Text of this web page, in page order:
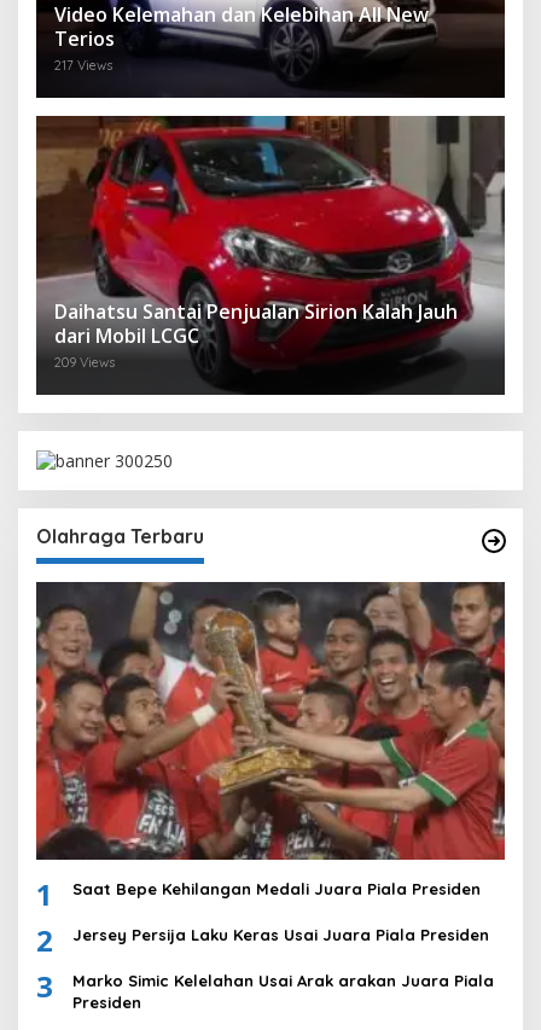
Video Kelemahan dan Kelebihan All New
Terios
217 Views
Daihatsu Santai Penjualan Sirion Kalah Jauh
dari Mobil LCGC
209 Views
Olahraga Terbaru
1 Saat Bepe Kehilangan Medali Juara Piala Presiden
2 Jersey Persija Laku Keras Usai Juara Piala Presiden
3
Marko Simic Kelelahan Usai Arak arakan Juara Piala
Presiden